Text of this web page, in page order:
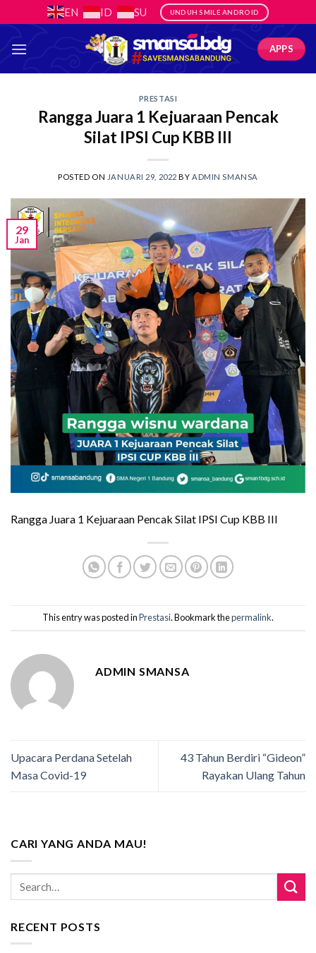
to
content
EN ID SU UNDUH SMILE ANDROID
APPS
PRESTASI
Rangga Juara 1 Kejuaraan Pencak
Silat IPSI Cup KBB III
POSTED ON JANUARI 29, 2022 BY ADMIN SMANSA
29
Jan
Rangga Juara 1 Kejuaraan Pencak Silat IPSI Cup KBB III
This entry was posted inPrestasi. Bookmark thepermalink.
ADMIN SMANSA
Upacara Perdana Setelah
Masa Covid-19
43 Tahun Berdiri “Gideon”
Rayakan Ulang Tahun
CARI YANG ANDA MAU!
RECENT POSTS